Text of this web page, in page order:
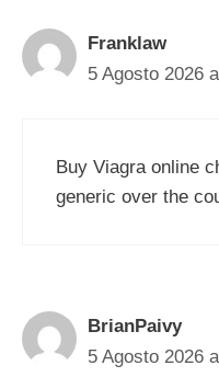
Franklaw
5 Agosto 2026
Buy Viagra online
generic over the
BrianPaivy
5 Agosto 2026